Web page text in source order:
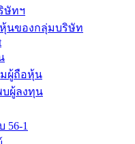
ษัทฯ
นของกลุ่มบริษัท
มผู้ถือหุ้น
บผู้ลงทุน
56-1